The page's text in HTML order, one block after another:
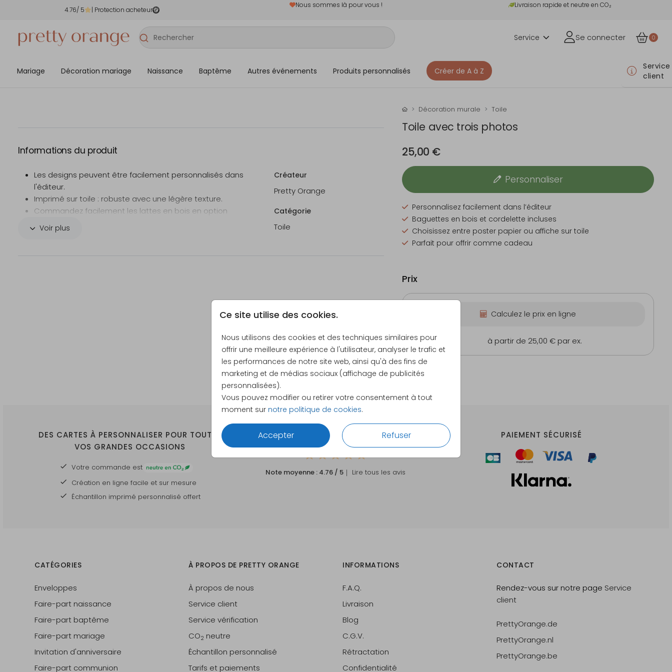
4.76/ 5 | Protection acheteur
Nous sommes là pour vous ! Livraison rapide et neutre en CO₂
Service Se connecter 0
Mariage Décoration mariage Naissance Baptême Autres événements Produits personnalisés Créer de A à Z
Service
client
Ce site utilise des cookies.
Nous utilisons des cookies et des techniques similaires pour
offrir une meilleure expérience à l'utilisateur, analyser le trafic et
les performances de notre site web, ainsi qu'à des fins de
marketing et de médias sociaux (affichage de publicités
personnalisées).
Vous pouvez modifier ou retirer votre consentement à tout
moment sur notre politique de cookies.
Accepter Refuser
Informations du produit
Les designs peuvent être facilement personnalisés dans
l'éditeur.
Imprimé sur toile : robuste avec une légère texture.
Commandez facilement les lattes en bois en option
Les lattes en bois ne sont pas fournies de série
Également disponible sur demande en version toile ou
Voir plus
Créateur
Pretty Orange
Catégorie
Toile
Décoration murale Toile
Toile avec trois photos
25,00 €
Personnaliser
Personnalisez facilement dans l’éditeur
Baguettes en bois et cordelette incluses
Choisissez entre poster papier ou affiche sur toile
Parfait pour offrir comme cadeau
Prix
Calculez le prix en ligne
40 × 40 cm à partir de 25,00 € par ex.
DES CARTES À PERSONNALISER POUR TOUTES
VOS GRANDES OCCASIONS
Votre commande est
Création en ligne facile et sur mesure
Échantillon imprimé personnalisé offert
CE QUE NOS CLIENTS DISENT DE NOUS
Note moyenne : 4.76 / 5 ｜ Lire tous les avis
PAIEMENT SÉCURISÉ
CATÉGORIES
Enveloppes
Faire-part naissance
Faire-part baptême
Faire-part mariage
Invitation d'anniversaire
Faire-part communion
À PROPOS DE PRETTY ORANGE
À propos de nous
Service client
Service vérification
CO2 neutre
Échantillon personnalisé
Tarifs et paiements
INFORMATIONS
F.A.Q.
Livraison
Blog
C.G.V.
Rétractation
Confidentialité
CONTACT
Rendez-vous sur notre page Service
client
PrettyOrange.de
PrettyOrange.nl
PrettyOrange.be